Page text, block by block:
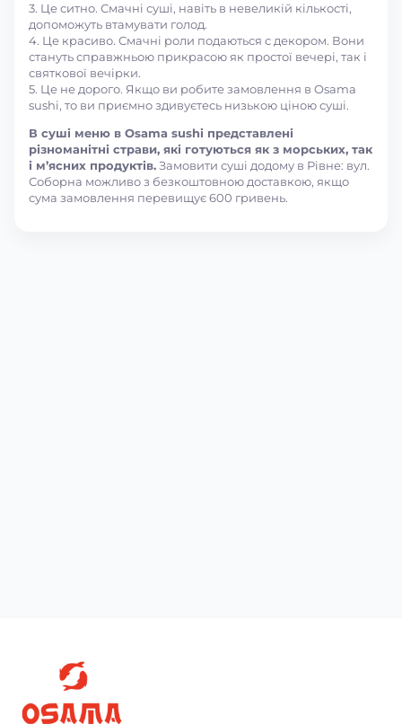
3. Це ситно. Смачні суші, навіть в невеликій кількості,
допоможуть втамувати голод.
4. Це красиво. Смачні роли подаються с декором. Вони
стануть справжньою прикрасою як простої вечері, так і
святкової вечірки.
5. Це не дорого. Якщо ви робите замовлення в Osama
sushi, то ви приємно здивуєтесь низькою ціною суші.
В суші меню в Osama sushi представлені
різноманітні страви, які готуються як з морських, так
і м’ясних продуктів.Замовити суші додому в Рівне: вул.
Соборна можливо з безкоштовною доставкою, якщо
сума замовлення перевищує 600 гривень.